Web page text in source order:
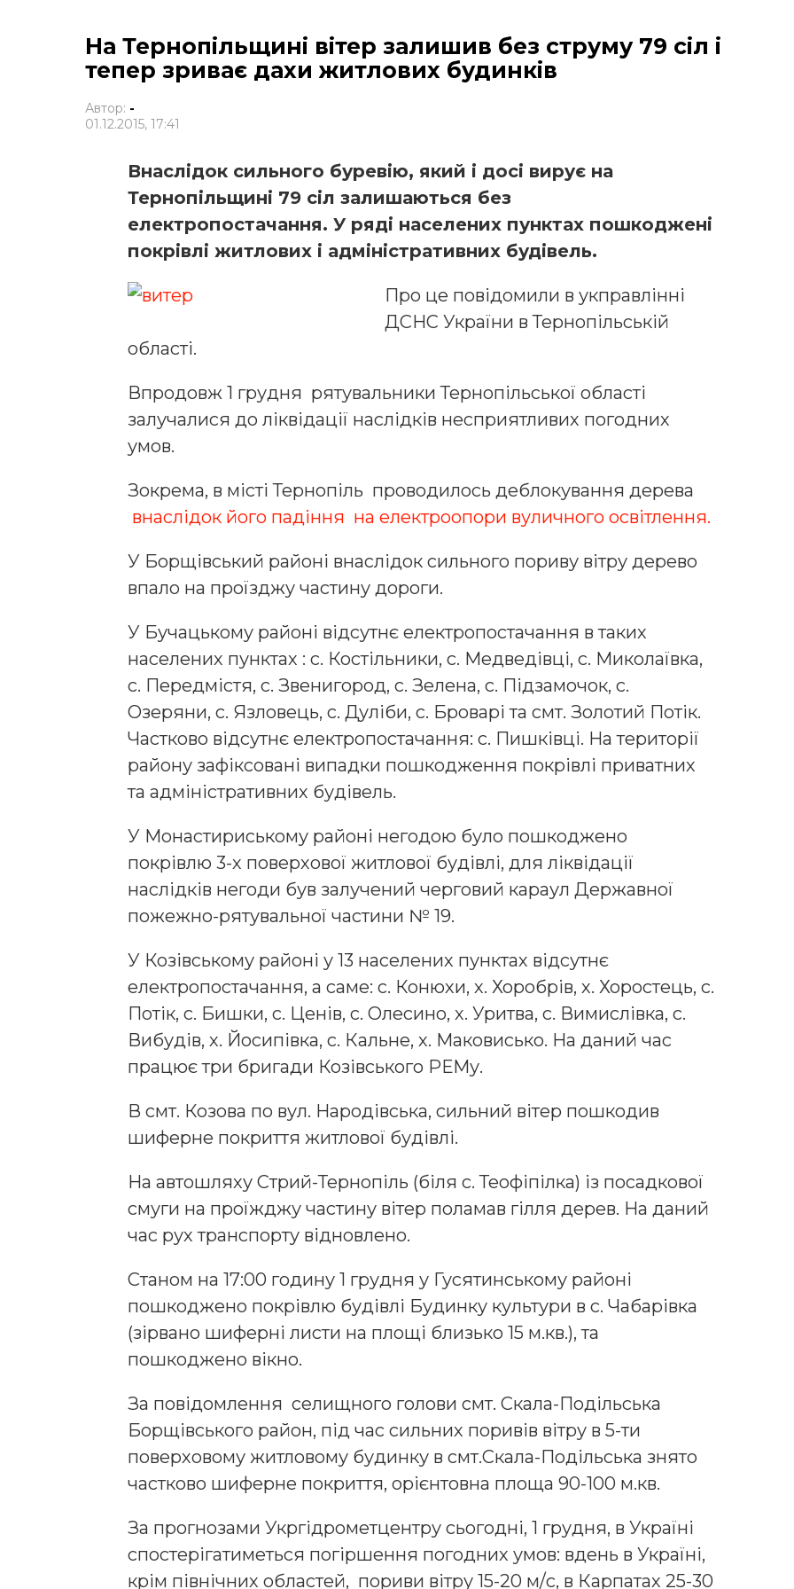
На Тернопільщині вітер залишив без струму 79 сіл і
тепер зриває дахи житлових будинків
Автор: -
01.12.2015, 17:41
Внаслідок сильного буревію, який і досі вирує на
Тернопільщині 79 сіл залишаються без
електропостачання. У ряді населених пунктах пошкоджені
покрівлі житлових і адміністративних будівель.
Про це повідомили в укправлінні
ДСНС України в Тернопільській
області.
Впродовж 1 грудня рятувальники Тернопільської області
залучалися до ліквідації наслідків несприятливих погодних
умов.
Зокрема, в місті Тернопіль проводилось деблокування дерева
внаслідок його падіння на електроопори вуличного освітлення.
У Борщівський районі внаслідок сильного пориву вітру дерево
впало на проїзджу частину дороги.
У Бучацькому районі відсутнє електропостачання в таких
населених пунктах : с. Костільники, с. Медведівці, с. Миколаївка,
с. Передмістя, с. Звенигород, с. Зелена, с. Підзамочок, с.
Озеряни, с. Язловець, с. Дуліби, с. Броварі та смт. Золотий Потік.
Частково відсутнє електропостачання: с. Пишківці. На території
району зафіксовані випадки пошкодження покрівлі приватних
та адміністративних будівель.
У Монастириському районі негодою було пошкоджено
покрівлю 3-х поверхової житлової будівлі, для ліквідації
наслідків негоди був залучений черговий караул Державної
пожежно-рятувальної частини № 19.
У Козівському районі у 13 населених пунктах відсутнє
електропостачання, а саме: с. Конюхи, х. Хоробрів, х. Хоростець, с.
Потік, с. Бишки, с. Ценів, с. Олесино, х. Уритва, с. Вимислівка, с.
Вибудів, х. Йосипівка, с. Кальне, х. Маковисько. На даний час
працює три бригади Козівського РЕМу.
В смт. Козова по вул. Народівська, сильний вітер пошкодив
шиферне покриття житлової будівлі.
На автошляху Стрий-Тернопіль (біля с. Теофіпілка) із посадкової
смуги на проїжджу частину вітер поламав гілля дерев. На даний
час рух транспорту відновлено.
Станом на 17:00 годину 1 грудня у Гусятинському районі
пошкоджено покрівлю будівлі Будинку культури в с. Чабарівка
(зірвано шиферні листи на площі близько 15 м.кв.), та
пошкоджено вікно.
За повідомлення селищного голови смт. Скала-Подільська
Борщівського район, під час сильних поривів вітру в 5-ти
поверховому житловому будинку в смт.Скала-Подільська знято
частково шиферне покриття, орієнтовна площа 90-100 м.кв.
За прогнозами Укргідрометцентру сьогодні, 1 грудня, в Україні
спостерігатиметься погіршення погодних умов: вдень в Україні,
крім північних областей, пориви вітру 15-20 м/с, в Карпатах 25-30